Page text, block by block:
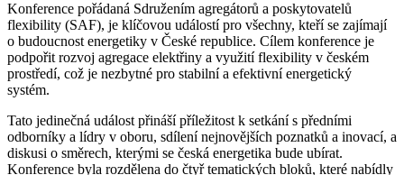
Konference pořádaná Sdružením agregátorů a poskytovatelů
flexibility (SAF), je klíčovou událostí pro všechny, kteří se zajímají
o budoucnost energetiky v České republice. Cílem konference je
podpořit rozvoj agregace elektřiny a využití flexibility v českém
prostředí, což je nezbytné pro stabilní a efektivní energetický
systém.
Tato jedinečná událost přináší příležitost k setkání s předními
odborníky a lídry v oboru, sdílení nejnovějších poznatků a inovací, a
diskusi o směrech, kterými se česká energetika bude ubírat.
Konference byla rozdělena do čtyř tematických bloků, které nabídly